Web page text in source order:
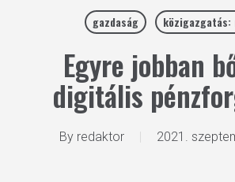
gazdaság közigazgatás:
Egyre jobban
digitális
By redaktor 2021.